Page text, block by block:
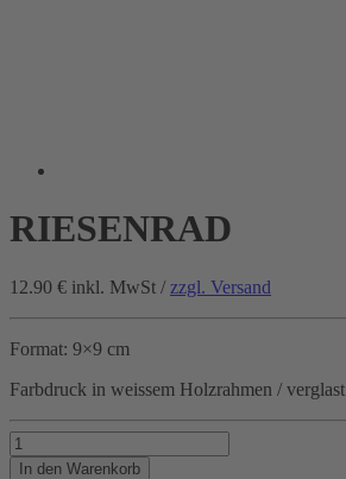
RIESENRAD
12.90 € inkl. MwSt / zzgl. Versand
Format: 9×9 cm
Farbdruck in weissem Holzrahmen / verglast
RIESENRAD
Menge
In den Warenkorb